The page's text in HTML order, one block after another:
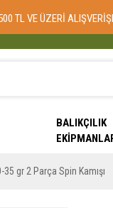
TL VE ÜZERİ
BALIKÇILIK
gr 2 Parça Spin Kamışı